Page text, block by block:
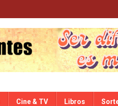
Cine & TV Libros